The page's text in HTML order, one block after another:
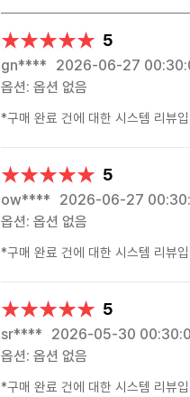
★★★★★
★★★★★ 5
gn**** 2026-06-27
옵션: 옵션 없음
*구매 완료 건에 대한 시스템 리뷰
★★★★★
★★★★★ 5
ow**** 2026-06-27
옵션: 옵션 없음
*구매 완료 건에 대한 시스템 리뷰
★★★★★
★★★★★ 5
sr**** 2026-05-30
옵션: 옵션 없음
*구매 완료 건에 대한 시스템 리뷰